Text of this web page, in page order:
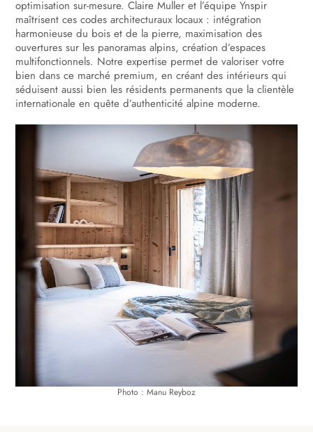
Photo : Manu Reyboz
optimisation sur-mesure. Claire Muller et l’équipe Ynspir
maîtrisent ces codes architecturaux locaux : intégration
harmonieuse du bois et de la pierre, maximisation des
ouvertures sur les panoramas alpins, création d’espaces
multifonctionnels. Notre expertise permet de valoriser votre
bien dans ce marché premium, en créant des intérieurs qui
séduisent aussi bien les résidents permanents que la clientèle
internationale en quête d’authenticité alpine moderne.